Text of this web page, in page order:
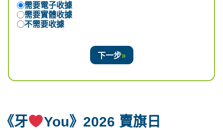
需要電子收據
需要實體收據
不需要收據
下一步
《牙
You》2026 賣旗日